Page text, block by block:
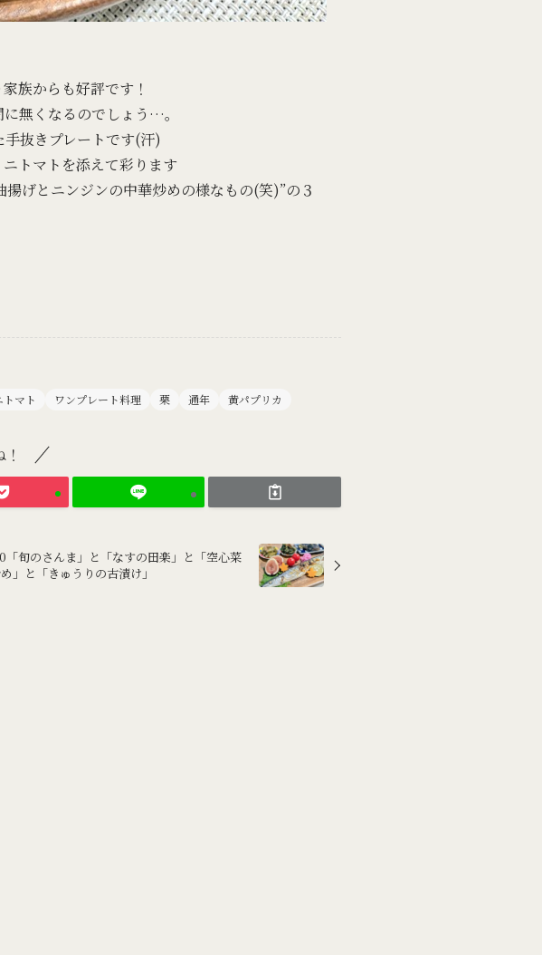
族からも好評です！
無くなるのでしょう…。
抜きプレートです(汗)
トマトを添えて彩ります
げとニンジンの中華炒めの様なもの(笑)”の３
トマト ワンプレート料理 栗 通年 黄パプリカ
「旬のさんま」と「なすの田楽」と「空心菜
」と「きゅうりの古漬け」